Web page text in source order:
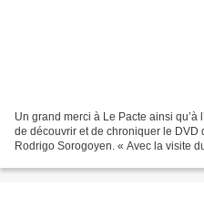
Un grand merci à Le Pacte ainsi qu’à
de découvrir et de chroniquer le DVD
Rodrigo Sorogoyen. « Avec la visite